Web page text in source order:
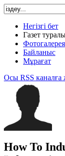
Негізгі бет
Газет
Фотогалерея
Байланыс
Мұрағат
Осы RSS каналға
How To